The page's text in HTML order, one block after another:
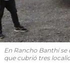
En Rancho Banthí
que cubrió tres